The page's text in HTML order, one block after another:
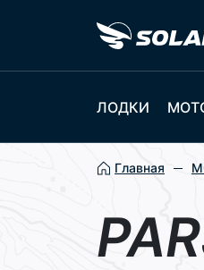
ЛОДКИ
Главная